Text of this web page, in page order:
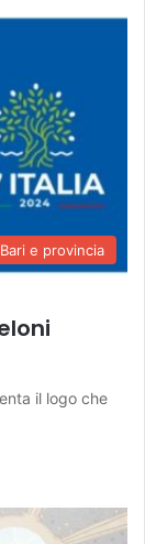
Bari e provincia
il logo che